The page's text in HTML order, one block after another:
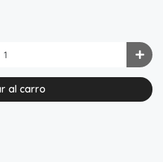
al carro